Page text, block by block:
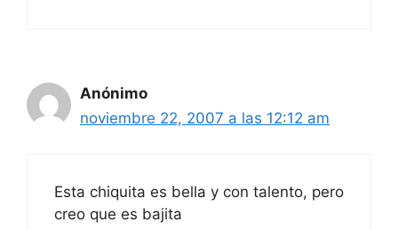
Anónimo
noviembre 22, 2007 a las 12:12 am
Esta chiquita es bella y con talento, pero
creo que es bajita